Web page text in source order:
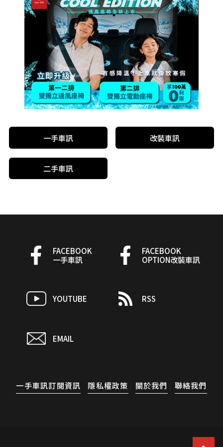
一手車訊 改裝車訊
二手車訊
FACEBOOK
一手車訊
FACEBOOK
OPTION改裝車訊
YOUTUBE RSS
EMAIL
一手車訊訂閱資訊 隱私權政策 關於我們 聯絡我們